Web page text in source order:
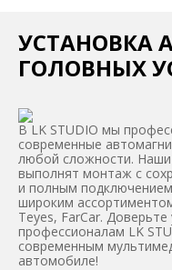
УСТАНОВКА
ГОЛОВНЫХ
В LK STUDIO мы
современные
любой сложности.
выполнят монтаж с
и полным
широким
Teyes, FarCar.
профессионалам LK
современным
автомобиле!